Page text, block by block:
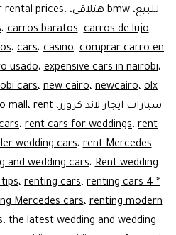
للبيع، bmw هتلاقى ، rental prices،
،carros baratos،carros de lujo،
، cars، casino، comprar carro en
usado،expensive cars in nairobi،
cars، new cairo، newcairo، olx
سيارات ايجار لاند كروزر، mall، rent
، rent cars for weddings، rent
wedding cars،rent Mercedes
and wedding cars،Rent wedding
، renting cars، renting cars 4 *
Mercedes cars،renting modern
،the latest wedding and wedding